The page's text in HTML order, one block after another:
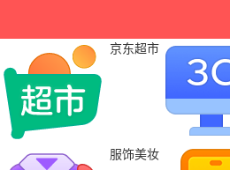
京东超市
服饰美妆